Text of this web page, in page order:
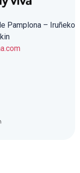
Pamplona – Iruñeko